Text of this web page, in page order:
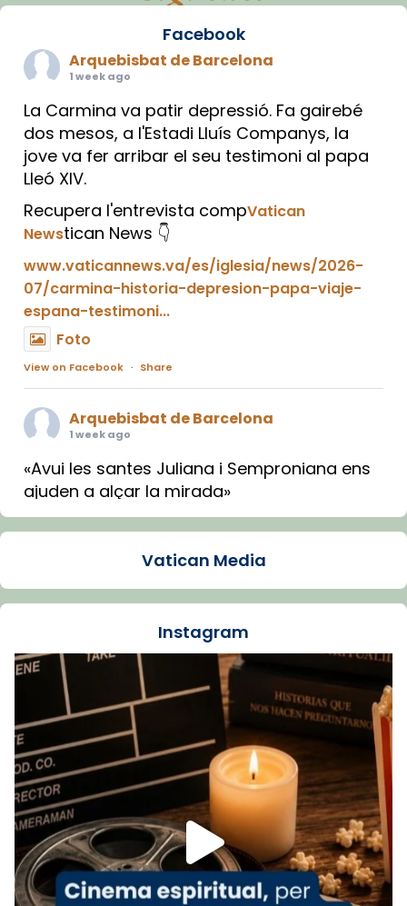
Facebook
Arquebisbat de Barcelona
1 week ago
La Carmina va patir depressió. Fa gairebé
dos mesos, a l'Estadi Lluís Companys, la
jove va fer arribar el seu testimoni al papa
Lleó XIV.
Recupera l'entrevista compVatican
Newstican News 👇
www.vaticannews.va/es/iglesia/news/2026-
07/carmina-historia-depresion-papa-viaje-
espana-testimoni...
Foto
View on Facebook · Share
Arquebisbat de Barcelona
1 week ago
«Avui les santes Juliana i Semproniana ens
ajuden a alçar la mirada»
Mons. Sergi Gordo, bisbe de Tortosa, ha
Santes de Mataró.
🔗tinyurl.com/cvu5jmbk
Foto
View on Facebook Share
Arquebisbat de Barcelonais at Catedral
de Barcelona.
1 week ago
Aquest dilluns, 27 de juliol, ha tingut lloc la
missa d’acció de gràcies en agraïment al
comitè organitzador de la visita apostòlica
del Sant Pare Lleó XIV a Barcelona, i als
col·laboradors, a la Catedral de Barcelona.
Vatican Media
Instagram